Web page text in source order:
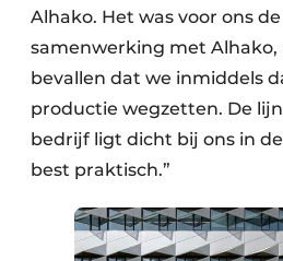
Alhako. Het was voor ons
samenwerking met Alhako,
bevallen dat we inmiddels
productie wegzetten. De
bedrijf ligt dicht bij ons in
best praktisch.”